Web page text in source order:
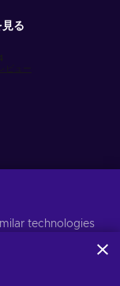
見る
方針をご覧くださ
technologies
content,